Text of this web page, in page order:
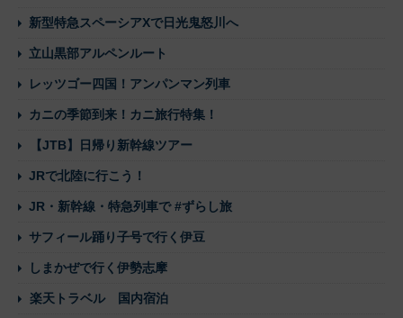
新型特急スペーシアXで日光鬼怒川へ
立山黒部アルペンルート
レッツゴー四国！アンパンマン列車
カニの季節到来！カニ旅行特集！
【JTB】日帰り新幹線ツアー
JRで北陸に行こう！
JR・新幹線・特急列車で #ずらし旅
サフィール踊り子号で行く伊豆
しまかぜで行く伊勢志摩
楽天トラベル 国内宿泊